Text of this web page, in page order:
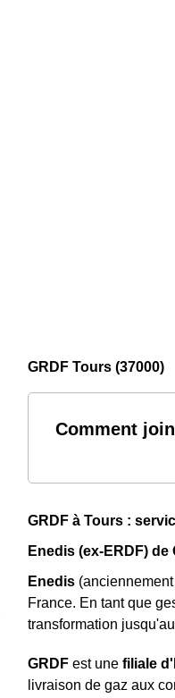
GRDF Tours (37000)
Comment
GRDF à Tours :
Enedis (ex-ERDF)
Enedis
France. En tant que
transformation
GRDF est une filiale
livraison de gaz aux